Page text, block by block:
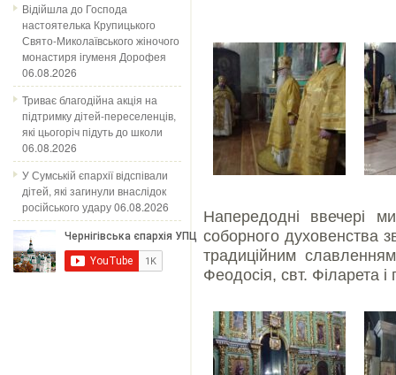
Відійшла до Господа
настоятелька Крупицького
Свято-Миколаївського жіночого
монастиря ігуменя Дорофея
06.08.2026
Триває благодійна акція на
підтримку дітей-переселенців,
які цьогоріч підуть до школи
06.08.2026
У Сумській єпархії відспівали
дітей, які загинули внаслідок
російського удару06.08.2026
Напередодні ввечері
соборного духовенства
традиційним
Феодосія, свт. Філарета і